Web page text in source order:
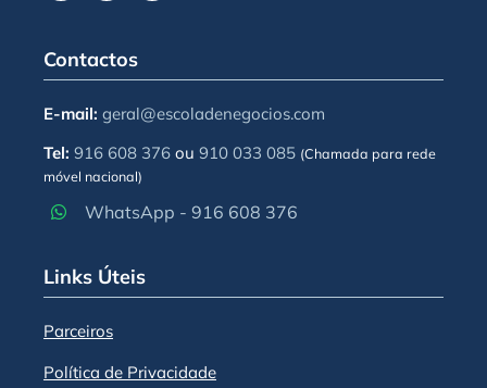
Contactos
E-mail: geral@escoladenegocios.com
Tel: 916 608 376ou 910 033 085 (Chamada para rede
móvel nacional)
WhatsApp - 916 608 376
Links Úteis
Parceiros
Política de Privacidade